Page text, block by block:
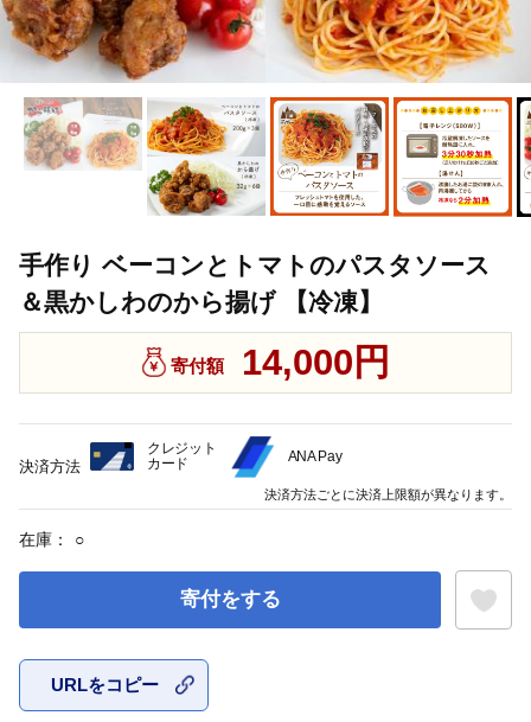
手作り ベーコンとトマトのパスタソース
＆黒かしわのから揚げ 【冷凍】
寄付額 14,000円
在庫： ○
寄付をする
URLをコピー
決済方法
クレジット
カード
ANA Pay
決済方法ごとに決済上限額が異なります。